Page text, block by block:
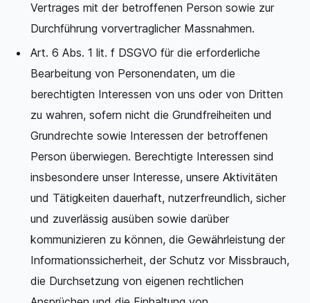
Vertrages mit der betroffenen Person sowie zur
Durchführung vorvertraglicher Massnahmen.
Art. 6 Abs. 1 lit. f DSGVO für die erforderliche
Bearbeitung von Personendaten, um die
berechtigten Interessen von uns oder von Dritten
zu wahren, sofern nicht die Grundfreiheiten und
Grundrechte sowie Interessen der betroffenen
Person überwiegen. Berechtigte Interessen sind
insbesondere unser Interesse, unsere Aktivitäten
und Tätigkeiten dauerhaft, nutzerfreundlich, sicher
und zuverlässig ausüben sowie darüber
kommunizieren zu können, die Gewährleistung der
Informationssicherheit, der Schutz vor Missbrauch,
die Durchsetzung von eigenen rechtlichen